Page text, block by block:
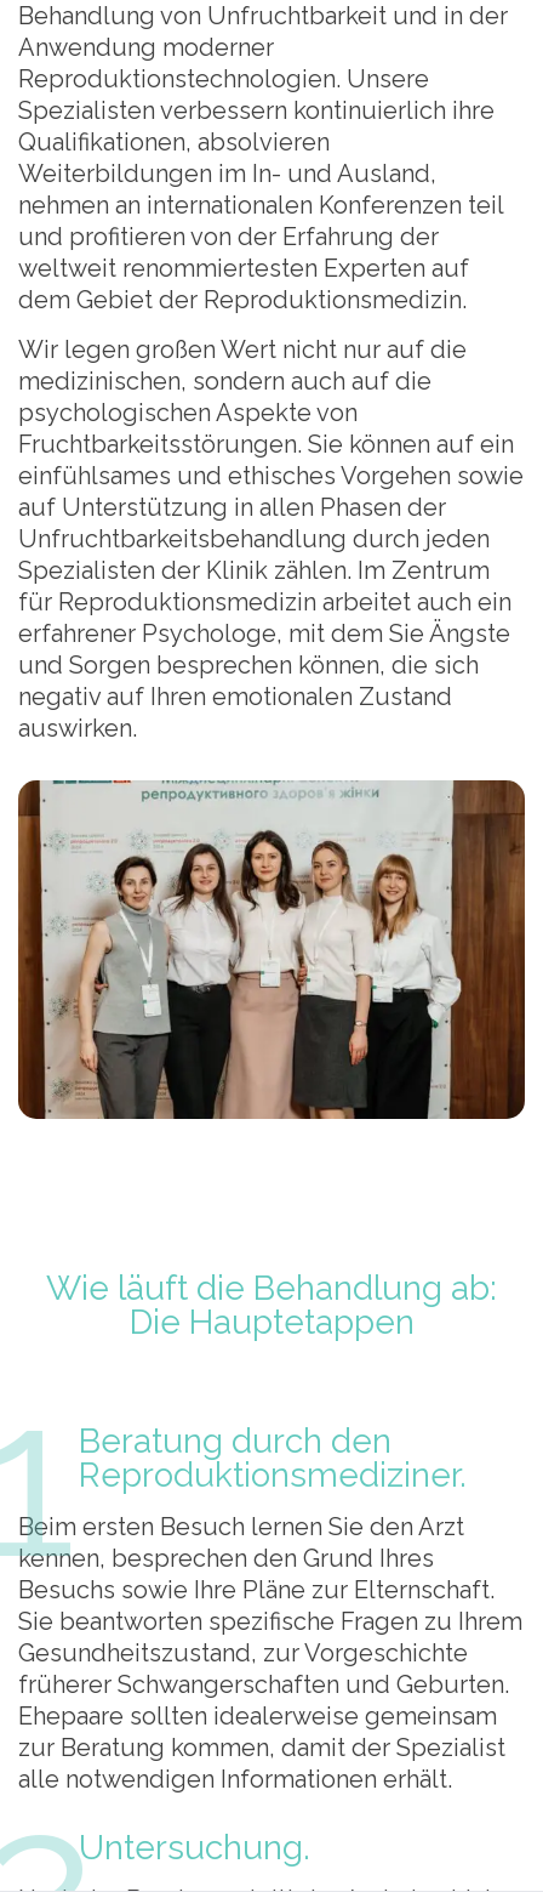
Behandlung von Unfruchtbarkeit und in der
Anwendung moderner
Reproduktionstechnologien. Unsere
Spezialisten verbessern kontinuierlich ihre
Qualifikationen, absolvieren
Weiterbildungen im In- und Ausland,
nehmen an internationalen Konferenzen teil
und profitieren von der Erfahrung der
weltweit renommiertesten Experten auf
dem Gebiet der Reproduktionsmedizin.
Wir legen großen Wert nicht nur auf die
medizinischen, sondern auch auf die
psychologischen Aspekte von
Fruchtbarkeitsstörungen. Sie können auf ein
einfühlsames und ethisches Vorgehen sowie
auf Unterstützung in allen Phasen der
Unfruchtbarkeitsbehandlung durch jeden
Spezialisten der Klinik zählen. Im Zentrum
für Reproduktionsmedizin arbeitet auch ein
erfahrener Psychologe, mit dem Sie Ängste
und Sorgen besprechen können, die sich
negativ auf Ihren emotionalen Zustand
auswirken.
Wie läuft die Behandlung ab:
Die Hauptetappen
Beratung durch den
Reproduktionsmediziner.
Beim ersten Besuch lernen Sie den Arzt
kennen, besprechen den Grund Ihres
Besuchs sowie Ihre Pläne zur Elternschaft.
Sie beantworten spezifische Fragen zu Ihrem
Gesundheitszustand, zur Vorgeschichte
früherer Schwangerschaften und Geburten.
Ehepaare sollten idealerweise gemeinsam
zur Beratung kommen, damit der Spezialist
alle notwendigen Informationen erhält.
Untersuchung.